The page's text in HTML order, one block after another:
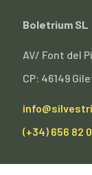
Boletrium SL
AV/ Font del
CP: 46149
(+34) 656 82